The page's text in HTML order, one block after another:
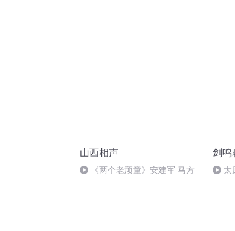
山西相声
《两个老顽童》安建军 马方
剑鸣
太